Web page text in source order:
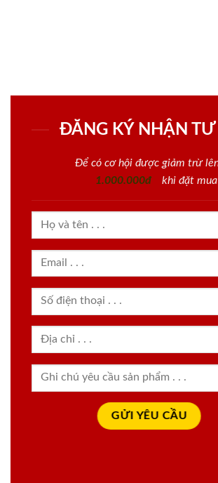
ĐĂNG KÝ NHẬN TƯ
Để có cơ hội được giảm trừ
1.000.000đ
khi đặt mua